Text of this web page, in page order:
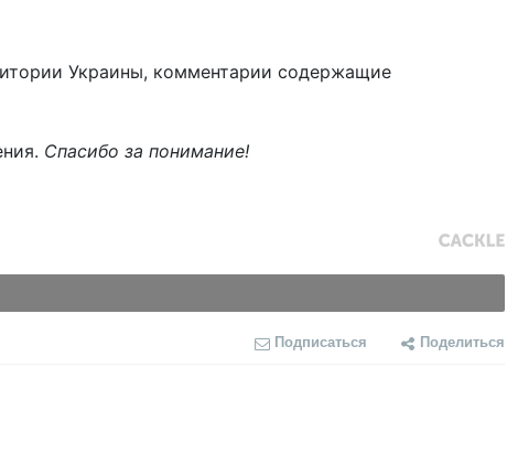
Украины, комментарии содержащие
Спасибо за понимание!
Подписаться Поделиться